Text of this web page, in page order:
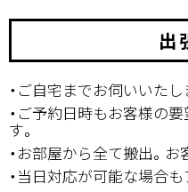
出
・ご自宅までお伺いいたし
・ご予約日時もお客様の
す。
・お部屋から全て搬出。
・当日対応が可能な場合も